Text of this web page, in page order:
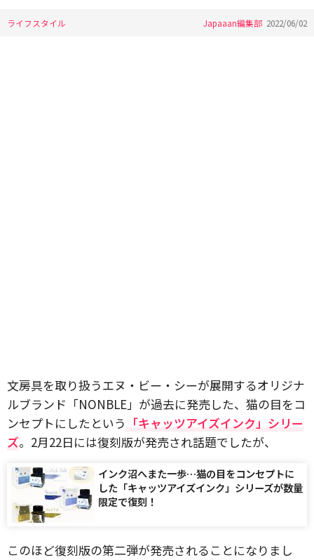
ライフスタイル Japaaan編集部 2022/06/02
文房具を取り扱うエヌ・ビー・シーが展開するオリジナ
ルブランド「NONBLE」が過去に発売した、猫の目をコ
ンセプトにしたという 「キャッツアイズインク」シリー
ズ。2月22日には復刻版が発売され話題でしたが、
インク沼へまた一歩…猫の目をコンセプトに
した「キャッツアイズインク」シリーズが数量
限定で復刻！
このほど復刻版の第二弾が発売されることになりまし